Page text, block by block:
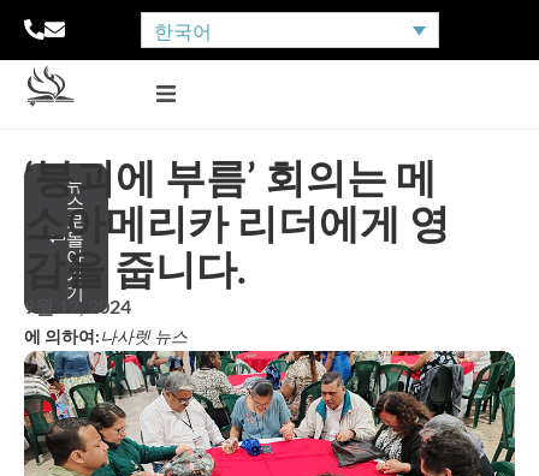
한국어
뉴
스
로
돌
아
가
기
‘붕괴에 부름’ 회의는 메
소아메리카 리더에게 영
감을 줍니다.
9월 12, 2024
에 의하여:나사렛 뉴스